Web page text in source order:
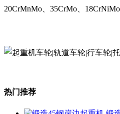
20CrMnMo、35CrMo、
热门推荐